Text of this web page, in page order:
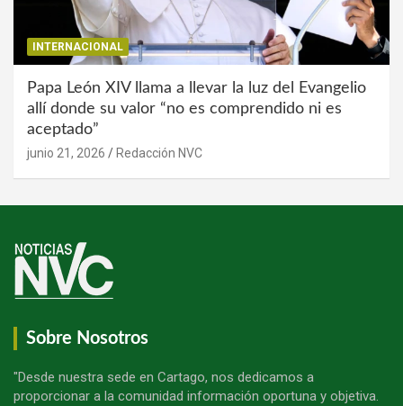
INTERNACIONAL
Papa León XIV llama a llevar la luz del Evangelio
allí donde su valor “no es comprendido ni es
aceptado”
junio 21, 2026 Redacción NVC
Sobre Nosotros
"Desde nuestra sede en Cartago, nos dedicamos a
proporcionar a la comunidad información oportuna y objetiva.